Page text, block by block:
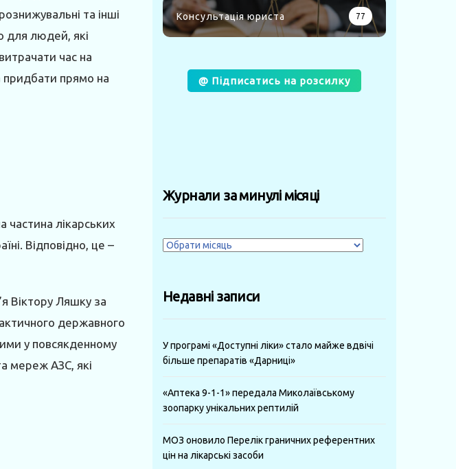
та інші
для людей, які
час на
придбати прямо на
частина лікарських
Відповідно, це –
Віктору Ляшку за
державного
у повсякденному
мереж АЗС, які
Консультація юриста 77
@ Підписатись на розсилку
Журнали за минулі місяці
Журнали
місяці
Недавні записи
У програмі «Доступні ліки» стало майже вдвічі
більше препаратів «Дарниці»
«Аптека 9-1-1» передала Миколаївському
зоопарку унікальних рептилій
МОЗ оновило Перелік граничних референтних
цін на лікарські засоби